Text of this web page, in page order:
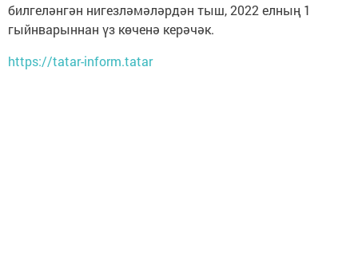
билгеләнгән нигезләмәләрдән тыш, 2022 елның 1
гыйнварыннан үз көченә керәчәк.
https://tatar-inform.tatar